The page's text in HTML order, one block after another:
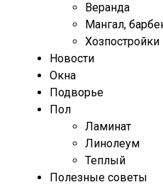
Веранда
Мангал,
Хозпостройки
Новости
Окна
Подворье
Пол
Ламинат
Линолеум
Теплый
Полезные советы